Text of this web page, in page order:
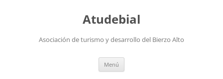
Atudebial
Asociación de turismo y desarrollo del Bierzo Alto
Menú